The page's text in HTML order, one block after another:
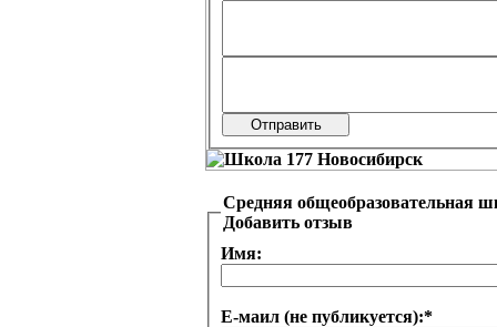
Средняя общеобразовательная
Добавить отзыв
Имя:
Е-маил (не публикуется):*